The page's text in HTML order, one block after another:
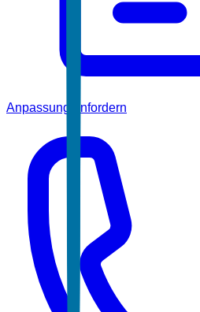
Anpassung anfordern